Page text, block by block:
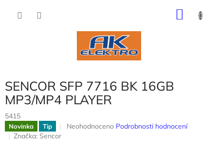
SENCOR SFP 7716 BK 16GB
MP3/MP4 PLAYER
5415
Novinka Tip
Průměrné
Neohodnoceno Podrobnosti hodnocení
Značka: Sencor